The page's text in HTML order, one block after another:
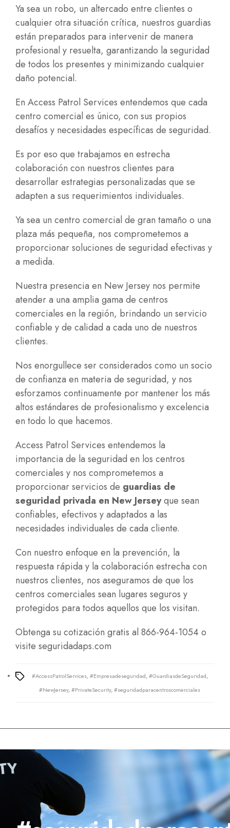
Ya sea un robo, un altercado entre clientes o
cualquier otra situación crítica, nuestros guardias
están preparados para intervenir de manera
profesional y resuelta, garantizando la seguridad
de todos los presentes y minimizando cualquier
daño potencial.
En Access Patrol Services entendemos que cada
centro comercial es único, con sus propios
desafíos y necesidades específicas de seguridad.
Es por eso que trabajamos en estrecha
colaboración con nuestros clientes para
desarrollar estrategias personalizadas que se
adapten a sus requerimientos individuales.
Ya sea un centro comercial de gran tamaño o una
plaza más pequeña, nos comprometemos a
proporcionar soluciones de seguridad efectivas y
a medida.
Nuestra presencia en New Jersey nos permite
atender a una amplia gama de centros
comerciales en la región, brindando un servicio
confiable y de calidad a cada uno de nuestros
clientes.
Nos enorgullece ser considerados como un socio
de confianza en materia de seguridad, y nos
esforzamos continuamente por mantener los más
altos estándares de profesionalismo y excelencia
en todo lo que hacemos.
Access Patrol Services entendemos la
importancia de la seguridad en los centros
comerciales y nos comprometemos a
proporcionar servicios de guardias de
seguridad privada en New Jerseyque sean
confiables, efectivos y adaptados a las
necesidades individuales de cada cliente.
Con nuestro enfoque en la prevención, la
respuesta rápida y la colaboración estrecha con
nuestros clientes, nos aseguramos de que los
centros comerciales sean lugares seguros y
protegidos para todos aquellos que los visitan.
Obtenga su cotización gratis al 866-964-1054 o
visite seguridadaps.com
Tags
#AccessPatrolServices,#Empresadeseguridad,#GuardiasdeSeguridad,
#NewJersey,#PrivateSecurity,#seguridadparacentroscomerciales